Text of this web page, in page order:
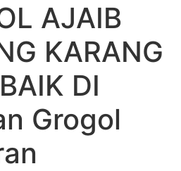
AJAIB
KARANG
DI
Grogol